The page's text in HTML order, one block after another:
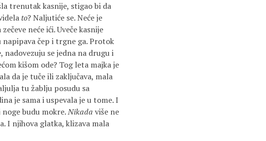
trenu­tak kasnije, stigao bi da
to? Naljutiće se. Neće je
neće ići. Uveče kasnije
čep i trgne ga. Protok
se jedna na drugu i
kišom ode? Tog leta majka je
da je tuče ili zaključava, mala
tu žablju posudu sa
je sama i uspe­vala je u tome. I
noge budu mokre.Nikada više ne
I njiho­va glatka, klizava mala